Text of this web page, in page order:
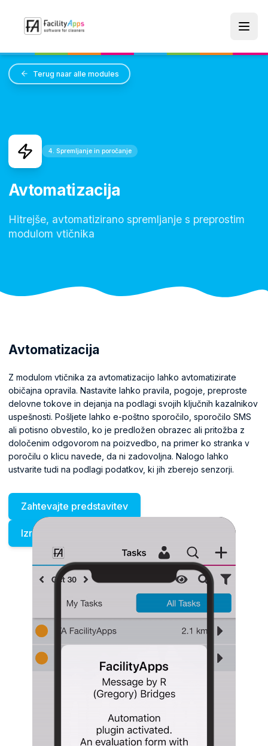
Terug naar alle modules
4. Spremljanje in poročanje
Avtomatizacija
Hitrejše, avtomatizirano spremljanje s preprostim
modulom vtičnika
Avtomatizacija
Z modulom vtičnika za avtomatizacijo lahko avtomatizirate
običajna opravila. Nastavite lahko pravila, pogoje, preproste
delovne tokove in dejanja na podlagi svojih ključnih kazalnikov
uspešnosti. Pošljete lahko e-poštno sporočilo, sporočilo SMS
ali potisno obvestilo, ko je predložen obrazec ali pritožba z
določenim odgovorom na poizvedbo, na primer ko stranka v
poročilu o klicu navede, da ni zadovoljna. Nalogo lahko
ustvarite tudi na podlagi podatkov, ki jih zberejo senzorji.
Zahtevajte predstavitev
Izračunajte ceno